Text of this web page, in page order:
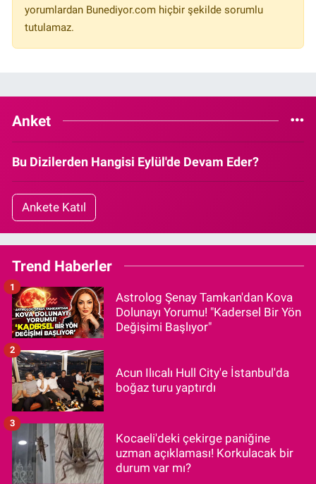
yorumlardan Bunediyor.com hiçbir şekilde sorumlu
tutulamaz.
Anket
Bu Dizilerden Hangisi Eylül'de Devam Eder?
Ankete Katıl
Trend Haberler
Astrolog Şenay Tamkan'dan Kova
Dolunayı Yorumu! "Kadersel Bir Yön
Değişimi Başlıyor"
1
Acun Ilıcalı Hull City'e İstanbul'da
boğaz turu yaptırdı
2
Kocaeli'deki çekirge paniğine
uzman açıklaması! Korkulacak bir
durum var mı?
3